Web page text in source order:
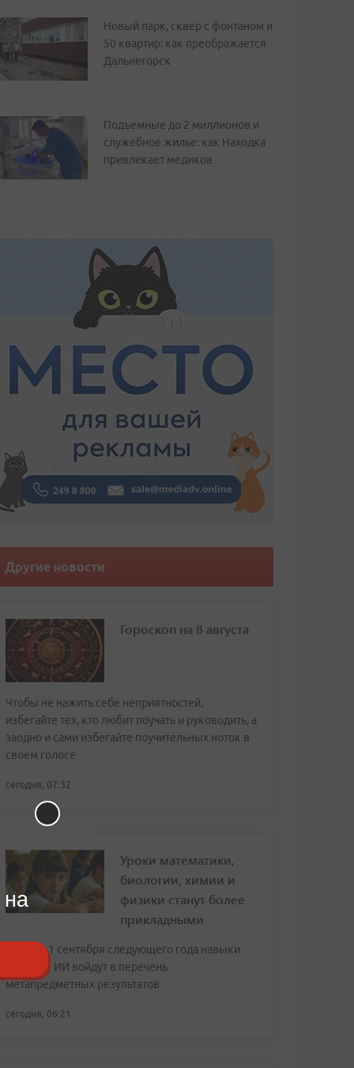
Новый парк, сквер с фонтаном и
50 квартир: как преображается
Дальнегорск
Подъемные до 2 миллионов и
служебное жилье: как Находка
привлекает медиков
Другие новости
Гороскоп на 8 августа
Чтобы не нажить себе неприятностей,
избегайте тех, кто любит поучать и руководить, а
заодно и сами избегайте поучительных ноток в
своем голосе
сегодня, 07:32
Уроки математики,
биологии, химии и
физики станут более
прикладными
Также с 1 сентября следующего года навыки
работы с ИИ войдут в перечень
метапредметных результатов
сегодня, 06:21